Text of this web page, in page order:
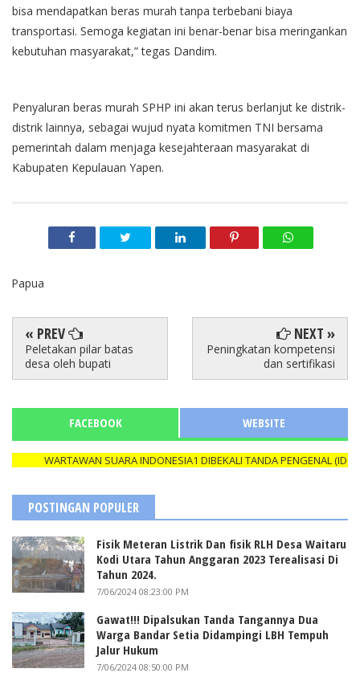
bisa mendapatkan beras murah tanpa terbebani biaya
transportasi. Semoga kegiatan ini benar-benar bisa meringankan
kebutuhan masyarakat,” tegas Dandim.
Penyaluran beras murah SPHP ini akan terus berlanjut ke distrik-
distrik lainnya, sebagai wujud nyata komitmen TNI bersama
pemerintah dalam menjaga kesejahteraan masyarakat di
Kabupaten Kepulauan Yapen.
Papua
« PREV
Peletakan pilar batas
desa oleh bupati
NEXT »
Peningkatan kompetensi
dan sertifikasi
FACEBOOK WEBSITE
WARTAWAN SUARA INDONESIA1 DIBEKALI TANDA PENGENAL (ID
POSTINGAN POPULER
Fisik Meteran Listrik Dan fisik RLH Desa Waitaru
Kodi Utara Tahun Anggaran 2023 Terealisasi Di
Tahun 2024.
7/06/2024 08:23:00 PM
Gawat!!! Dipalsukan Tanda Tangannya Dua
Warga Bandar Setia Didampingi LBH Tempuh
Jalur Hukum
7/06/2024 08:50:00 PM